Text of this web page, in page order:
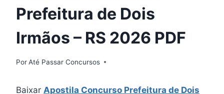
Prefeitura de Dois
Irmãos – RS 2026 PDF
PorAté Passar Concursos
Baixar Apostila Concurso Prefeitura de Dois